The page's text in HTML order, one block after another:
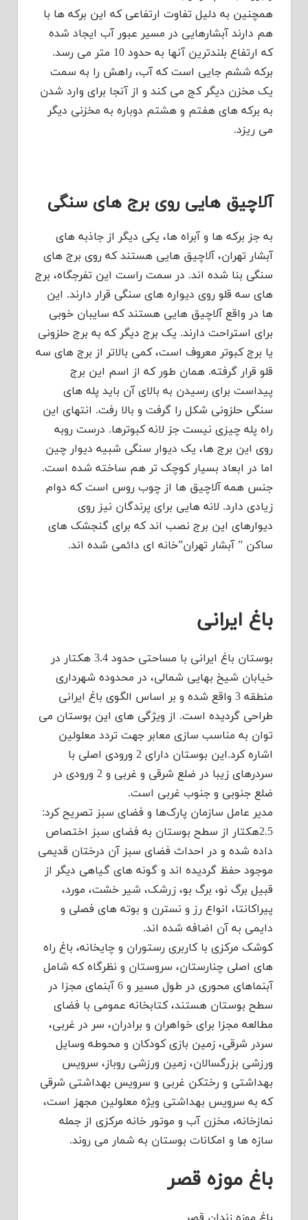
همچنین به دلیل تفاوت ارتفاعی که این برکه ها با
هم دارند آبشارهایی در مسیر عبور آب ایجاد شده
که ارتفاع بلندترین آنها به حدود 10 متر می رسد.
برکه ششم جایی است که آب، راهش را به سمت
یک مخزن دیگر کج می کند و از آنجا برای وارد شدن
به برکه های هفتم و هشتم دوباره به مخزنی دیگر
می ریزد.
آلاچیق هایی روی برج های سنگی
به جز برکه ها و آبراه ها، یکی دیگر از جاذبه های
آبشار تهران، آلاچیق هایی هستند که روی برج های
سنگی بنا شده اند. در سمت راست این تفرجگاه، برج
های سه قلو روی دیواره های سنگی قرار دارند. این
ها در واقع آلاچیق هایی هستند که سایبان خوبی
برای استراحت دارند. یک برج دیگر که به برج حلزونی
یا برج کبوتر معروف است، کمی بالاتر از برج های سه
قلو قرار گرفته. همان طور که از اسم این برج
پیداست برای رسیدن به بالای آن باید پله های
سنگی حلزونی شکل را گرفت و بالا رفت. انتهای این
راه پله چیزی نیست جز لانه کبوترها. درست روبه
روی این برج ها، یک دیوار سنگی شبیه دیوار چین
اما در ابعاد بسیار کوچک تر هم ساخته شده است.
جنس همه آلاچیق ها از چوب روس است که دوام
زیادی دارد. لانه هایی برای پرندگان نیز روی
دیوارهای این برج نصب اند که برای گنجشک های
ساکن ” آبشار تهران”خانه ای دائمی شده اند.
باغ ایرانی
بوستان باغ ایرانی با مساحتی حدود 3.4 هکتار در
خیابان شیخ بهایی شمالی، در محدوده شهرداری
منطقه 3 واقع شده و بر اساس الگوی باغ ایرانی
طراحی گردیده است. از ویژگی های این بوستان می
توان به مناسب سازی معابر جهت تردد معلولین
اشاره کرد.این بوستان دارای 2 ورودی اصلی با
سردرهای زیبا در ضلع شرقی و غربی و 2 ورودی در
ضلع جنوبی و جنوب غربی است.
مدیر عامل سازمان پارک‌ها و فضای سبز تصریح کرد:
2.5هکتار از سطح بوستان به فضای سبز اختصاص
داده شده و در احداث فضای سبز آن درختان قدیمی
موجود حفظ گردیده اند و گونه های گیاهی دیگر از
قبیل برگ نو، برگ بو، زرشک، شیر خشت، مورد،
پیراکانتا، انواع رز و نسترن و بوته های فصلی و
دایمی به آن اضافه شده اند.
کوشک مرکزی با کاربری رستوران و چایخانه، باغ راه
های اصلی چنارستان، سروستان و نظرگاه که شامل
آبنماهای محوری در طول مسیر و 6 آبنمای مجزا در
سطح بوستان هستند، کتابخانه عمومی با فضای
مطالعه مجزا برای خواهران و برادران، سر در غربی،
سردر شرقی، زمین بازی کودکان و محوطه وسایل
ورزشی بزرگسالان، زمین ورزشی روباز، سرویس
بهداشتی و رختکن غربی و سرویس بهداشتی شرقی
که به سرویس بهداشتی ویژه معلولین مجهز است،
نمازخانه، مخزن آب و موتور خانه مرکزی از جمله
سازه ها و امکانات بوستان به شمار می روند.
باغ موزه قصر